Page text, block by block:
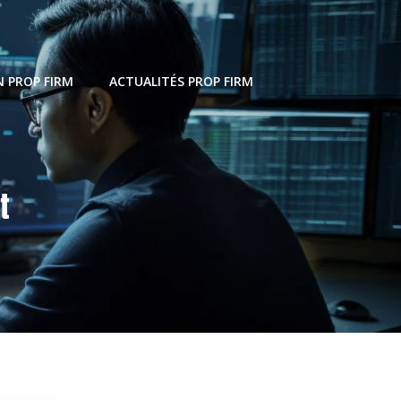
PROP FIRM ACTUALITÉS PROP FIRM